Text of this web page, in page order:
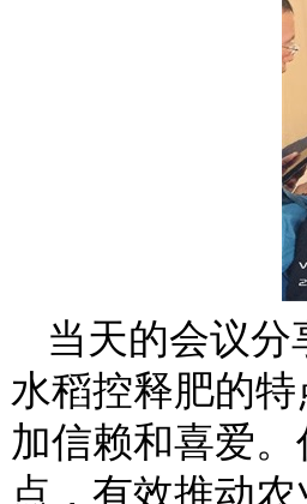
当天的会议
水稻控释肥的
加信赖和喜爱
点，有效推动